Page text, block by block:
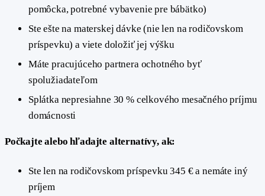
pomôcka, potrebné vybavenie pre bábätko)
Ste ešte na materskej dávke (nie len na rodičovskom
príspevku) a viete doložiť jej výšku
Máte pracujúceho partnera ochotného byť
spolužiadateľom
Splátka nepresiahne 30 % celkového mesačného príjmu
domácnosti
Počkajte alebo hľadajte alternatívy, ak:
Ste len na rodičovskom príspevku 345 € a nemáte iný
príjem